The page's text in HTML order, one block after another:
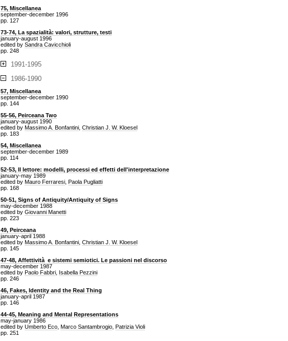
75, Miscellanea
september-december 1996
pp. 127
73-74, La spazialità: valori, strutture, testi
january-august 1996
edited by Sandra Cavicchioli
pp. 248
1991-1995
1986-1990
57, Miscellanea
september-december 1990
pp. 144
55-56, Peirceana Two
january-august 1990
edited by Massimo A. Bonfantini Christian J. W. Kloesel
pp. 183
54, Miscellanea
september-december 1989
pp. 114
52-53, Il lettore: modelli, processi ed effetti dell'interpretazione
january-may 1989
edited by Mauro Ferraresi Paola Pugliatti
pp. 168
50-51, Signs of Antiquity/Antiquity of Signs
may-december 1988
edited by Giovanni Manetti
pp. 223
49, Peirceana
january-april 1988
edited by Massimo A. Bonfantini Christian J. W. Kloesel
pp. 145
47-48, Affettività e sistemi semiotici. Le passioni nel discorso
may-december 1987
edited by Paolo Fabbri Isabella Pezzini
pp. 246
46, Fakes, Identity and the Real Thing
january-april 1987
pp. 146
44-45, Meaning and Mental Representations
may-january 1986
edited by Umberto Eco Marco Santambrogio Patrizia Violi
pp. 251